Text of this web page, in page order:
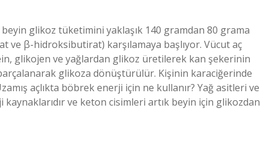
glikoz tüketimini yaklaşık 140 gramdan 80 grama
ve β-hidroksibutirat) karşılamaya başlıyor. Vücut aç
glikojen ve yağlardan glikoz üretilerek kan şekerinin
glikoza dönüştürülür. Kişinin karaciğerinde
açlıkta böbrek enerji için ne kullanır? Yağ asitleri ve
ve keton cisimleri artık beyin için glikozdan